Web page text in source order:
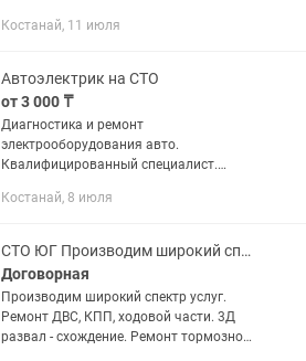
фискальный чек, акт выполненных
Костанай, 11 июля
Автоэлектрик на СТО
от 3 000 ₸
Диагностика и ремонт
электрооборудования авто.
Квалифицированный специалист.
оборудование (автосигнализация,
заказчику. Все работы...
Костанай, 8 июля
СТО ЮГ Производим широкий спектр услуги
Договорная
Производим широкий спектр услуг.
Ремонт ДВС, КПП, ходовой части. 3Д
развал - схождение. Ремонт тормозной